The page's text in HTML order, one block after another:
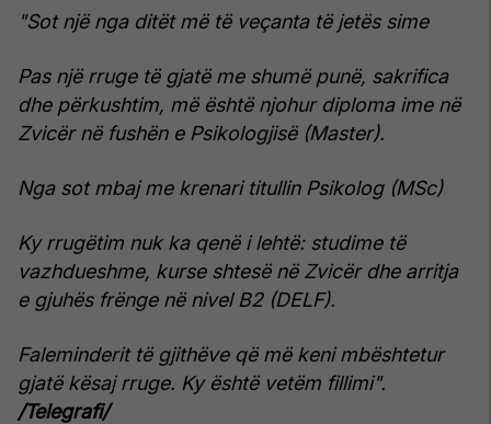
"Sot një nga ditët më të veçanta të jetës sime
Pas një rruge të gjatë me shumë punë, sakrifica
dhe përkushtim, më është njohur diploma ime në
Zvicër në fushën e Psikologjisë (Master).
Nga sot mbaj me krenari titullin Psikolog (MSc)
Ky rrugëtim nuk ka qenë i lehtë: studime të
vazhdueshme, kurse shtesë në Zvicër dhe arritja
e gjuhës frënge në nivel B2 (DELF).
Faleminderit të gjithëve që më keni mbështetur
gjatë kësaj rruge. Ky është vetëm fillimi".
/Telegrafi/